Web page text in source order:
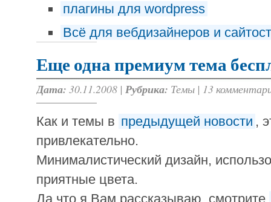
плагины для wordpress
Всё для вебдизайнеров и
Еще одна премиум тема
Дата: 30.11.2008 | Рубрика: Темы | 13
Как и темы в предыдущей новости ,
привлекательно.
Минималистический дизайн,
приятные цвета.
Да что я Вам рассказываю, смотрите